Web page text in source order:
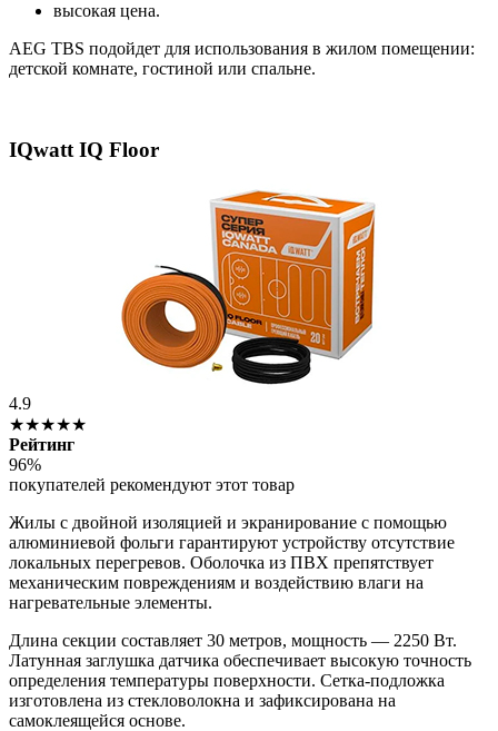
высокая цена.
AEG TBS подойдет для использования в жилом помещении:
детской комнате, гостиной или спальне.
IQwatt IQ Floor
4.9
★★★★★
Рейтинг
96%
покупателей рекомендуют этот товар
Жилы с двойной изоляцией и экранирование с помощью
алюминиевой фольги гарантируют устройству отсутствие
локальных перегревов. Оболочка из ПВХ препятствует
механическим повреждениям и воздействию влаги на
нагревательные элементы.
Длина секции составляет 30 метров, мощность — 2250 Вт.
Латунная заглушка датчика обеспечивает высокую точность
определения температуры поверхности. Сетка-подложка
изготовлена из стекловолокна и зафиксирована на
самоклеящейся основе.